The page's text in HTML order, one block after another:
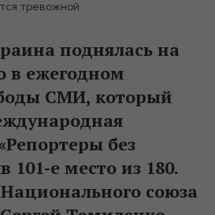
тревожной
поднялась на
в ежегодном
СМИ, который
без
101-е место из 180.
союза